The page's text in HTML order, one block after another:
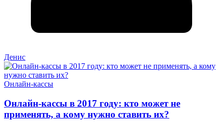
Денис
Онлайн-кассы
Онлайн-кассы в 2017 году: кто может не
применять, а кому нужно ставить их?